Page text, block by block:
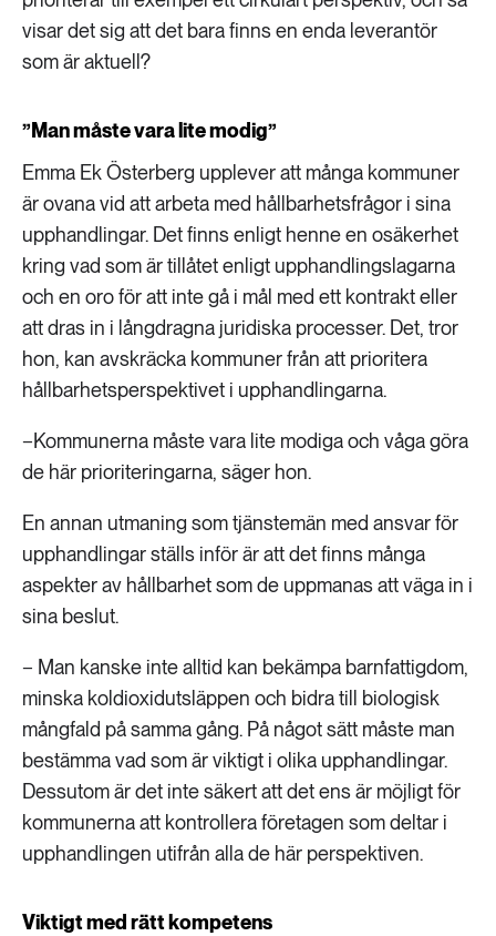
visar det sig att det bara finns en enda leverantör
som är aktuell?
”Man måste vara lite modig”
Emma Ek Österberg upplever att många kommuner
är ovana vid att arbeta med hållbarhetsfrågor i sina
upphandlingar. Det finns enligt henne en osäkerhet
kring vad som är tillåtet enligt upphandlingslagarna
och en oro för att inte gå i mål med ett kontrakt eller
att dras in i långdragna juridiska processer. Det, tror
hon, kan avskräcka kommuner från att prioritera
hållbarhetsperspektivet i upphandlingarna.
−Kommunerna måste vara lite modiga och våga göra
de här prioriteringarna, säger hon.
En annan utmaning som tjänstemän med ansvar för
upphandlingar ställs inför är att det finns många
aspekter av hållbarhet som de uppmanas att väga in i
sina beslut.
− Man kanske inte alltid kan bekämpa barnfattigdom,
minska koldioxidutsläppen och bidra till biologisk
mångfald på samma gång. På något sätt måste man
bestämma vad som är viktigt i olika upphandlingar.
Dessutom är det inte säkert att det ens är möjligt för
kommunerna att kontrollera företagen som deltar i
upphandlingen utifrån alla de här perspektiven.
Viktigt med rätt kompetens